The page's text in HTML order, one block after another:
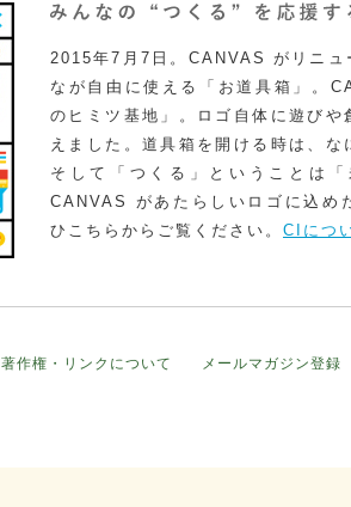
2015年7月7日。CANVAS がリニュ
なが自由に使える「お道具箱」。
のヒミツ基地」。ロゴ自体に遊び
えました。道具箱を開ける時は、
そして「つくる」ということは
CANVAS があたらしいロゴに込め
ひこちらからご覧ください。 CIにつ
著作権・リンクについて メールマガジン登録